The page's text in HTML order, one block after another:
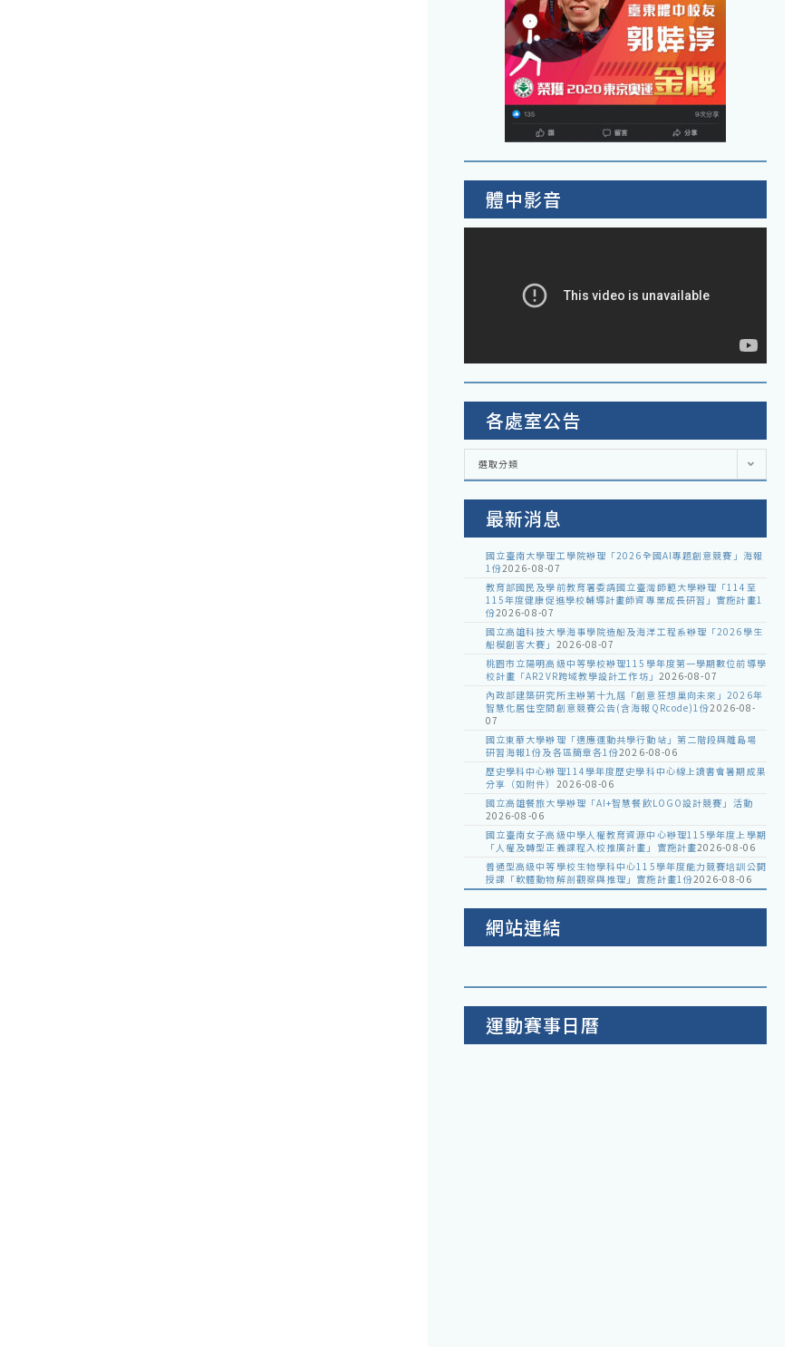
體中影音
各處室公告
各
室
選取分類
最新消息
國立臺南大學理工學院辦理「2026全國AI專題創意競賽」海報
1份2026-08-07
教育部國民及學前教育署委請國立臺灣師範大學辦理「114至
115年度健康促進學校輔導計畫師資專業成長研習」實施計畫1
份2026-08-07
國立高雄科技大學海事學院造船及海洋工程系辦理「2026學生
船模創客大賽」 2026-08-07
桃園市立陽明高級中等學校辦理115學年度第一學期數位前導學
校計畫「AR2VR跨域教學設計工作坊」 2026-08-07
內政部建築研究所主辦第十九屆「創意狂想巢向未來」2026年
智慧化居住空間創意競賽公告(含海報QRcode)1份2026-08-
07
國立東華大學辦理「適應運動共學行動站」第二階段與離島場
研習海報1份及各區簡章各1份2026-08-06
歷史學科中心辦理114學年度歷史學科中心線上讀書會暑期成果
分享（如附件） 2026-08-06
國立高雄餐旅大學辦理「AI+智慧餐飲LOGO設計競賽」活動
2026-08-06
國立臺南女子高級中學人權教育資源中心辦理115學年度上學期
「人權及轉型正義課程入校推廣計畫」實施計畫2026-08-06
普通型高級中等學校生物學科中心115學年度能力競賽培訓公開
授課「軟體動物解剖觀察與推理」實施計畫1份2026-08-06
網站連結
運動賽事日曆